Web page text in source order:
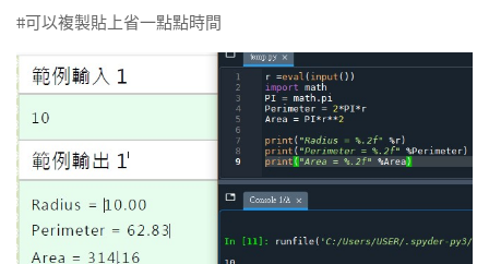
#可以複製貼上省一點點時間